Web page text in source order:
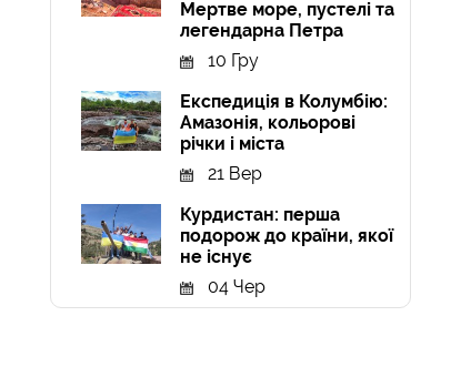
Мертве море, пустелі та
легендарна Петра
10 Гру
Експедиція в Колумбію:
Амазонія, кольорові
річки і міста
21 Вер
Курдистан: перша
подорож до країни, якої
не існує
04 Чер